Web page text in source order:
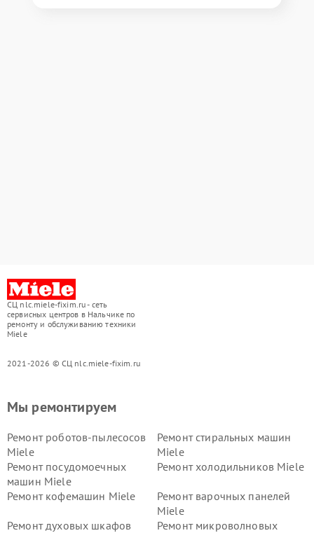
СЦ nlc.miele-fixim.ru - сеть
сервисных центров в Нальчике по
ремонту и обслуживанию техники
Miele
2021-2026 © СЦ nlc.miele-fixim.ru
Мы ремонтируем
Ремонт роботов-пылесосов
Miele
Ремонт стиральных машин
Miele
Ремонт посудомоечных
машин Miele
Ремонт холодильников Miele
Ремонт кофемашин Miele
Ремонт варочных панелей
Miele
Ремонт духовых шкафов
Ремонт микроволновых